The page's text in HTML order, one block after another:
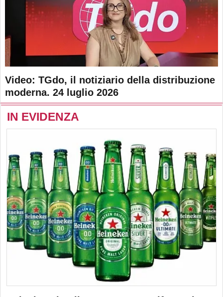
Video: TGdo, il notiziario della distribuzione
moderna. 24 luglio 2026
IN EVIDENZA